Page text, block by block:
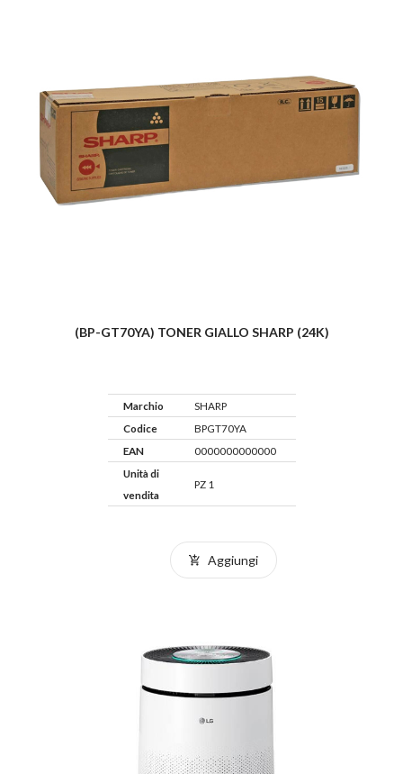
(BP-GT70YA) TONER GIALLO SHARP (24K)
Marchio
SHARP
Codice
BPGT70YA
EAN
0000000000000
Unità di
vendita
PZ 1
Aggiungi